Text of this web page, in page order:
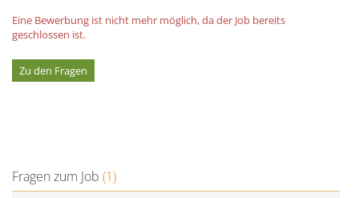
Eine Bewerbung ist nicht mehr möglich, da der Job bereits
geschlossen ist.
Zu den Fragen
Fragen zum Job (1)